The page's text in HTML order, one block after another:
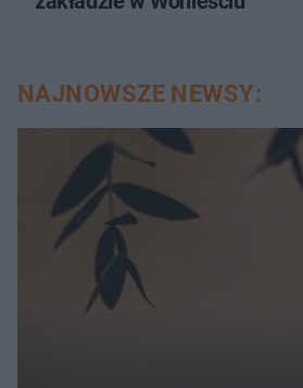
NAJNOWSZE NEWSY: